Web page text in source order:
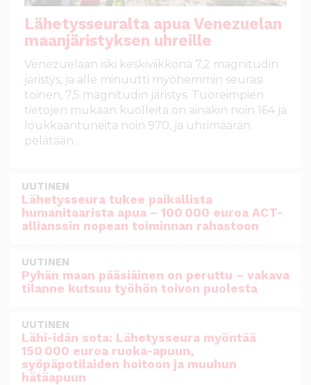
Lähetysseuralta apua Venezuelan
maanjäristyksen uhreille
Venezuelaan iski keskiviikkona 7,2 magnitudin
järistys, ja alle minuutti myöhemmin seurasi
toinen, 7,5 magnitudin järistys. Tuoreimpien
tietojen mukaan kuolleita on ainakin noin 164 ja
loukkaantuneita noin 970, ja uhrimäärän
pelätään...
UUTINEN
Lähetysseura tukee paikallista
humanitaarista apua – 100 000 euroa ACT-
allianssin nopean toiminnan rahastoon
UUTINEN
Pyhän maan pääsiäinen on peruttu – vakava
tilanne kutsuu työhön toivon puolesta
UUTINEN
Lähi-idän sota: Lähetysseura myöntää
150 000 euroa ruoka-apuun,
syöpäpotilaiden hoitoon ja muuhun
hätäapuun